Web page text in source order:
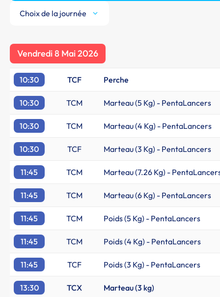
Choix de la journée
Vendredi 8 Mai 2026
10:30 TCF Perche
10:30 TCM Marteau (5 Kg) - PentaLancers
10:30 TCM Marteau (4 Kg) - PentaLancers
10:30 TCF Marteau (3 Kg) - PentaLancers
11:45 TCM Marteau (7.26 Kg) -
11:45 TCM Marteau (6 Kg) - PentaLancers
11:45 TCM Poids (5 Kg) - PentaLancers
11:45 TCM Poids (4 Kg) - PentaLancers
11:45 TCF Poids (3 Kg) - PentaLancers
13:30 TCX Marteau (3 kg)